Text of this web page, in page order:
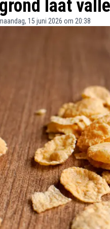
laat
15 juni 2026 om 20:38